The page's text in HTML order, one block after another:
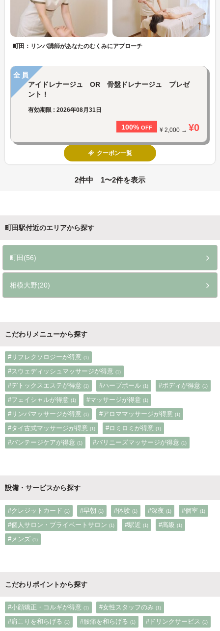
町田：リンパ講師があなたのむくみにアプローチ
全員
アイドレナージュ OR 骨盤ドレナージュ プレゼ
ント！
有効期限 : 2026年08月31日
100% OFF ¥ 2,000 → ¥0
クーポン一覧
2件中 1〜2件を表示
町田駅付近のエリアから探す
町田(56)
相模大野(20)
こだわりメニューから探す
#リフレクソロジーが得意 (1)
#スウェディッシュマッサージが得意 (1)
#デトックスエステが得意 (1) #ハーブボール (1) #ボディが得意 (1)
#フェイシャルが得意 (1) #マッサージが得意 (1)
#リンパマッサージが得意 (1) #アロママッサージが得意 (1)
#タイ古式マッサージが得意 (1) #ロミロミが得意 (1)
#バンテージケアが得意 (1) #バリニーズマッサージが得意 (1)
設備・サービスから探す
#クレジットカード (1) #早朝 (1) #体験 (1) #深夜 (1) #個室 (1)
#個人サロン・プライベートサロン (1) #駅近 (1) #高級 (1)
#メンズ (1)
こだわりポイントから探す
#小顔矯正・コルギが得意 (1) #女性スタッフのみ (1)
#肩こりを和らげる (1) #腰痛を和らげる (1) #ドリンクサービス (1)